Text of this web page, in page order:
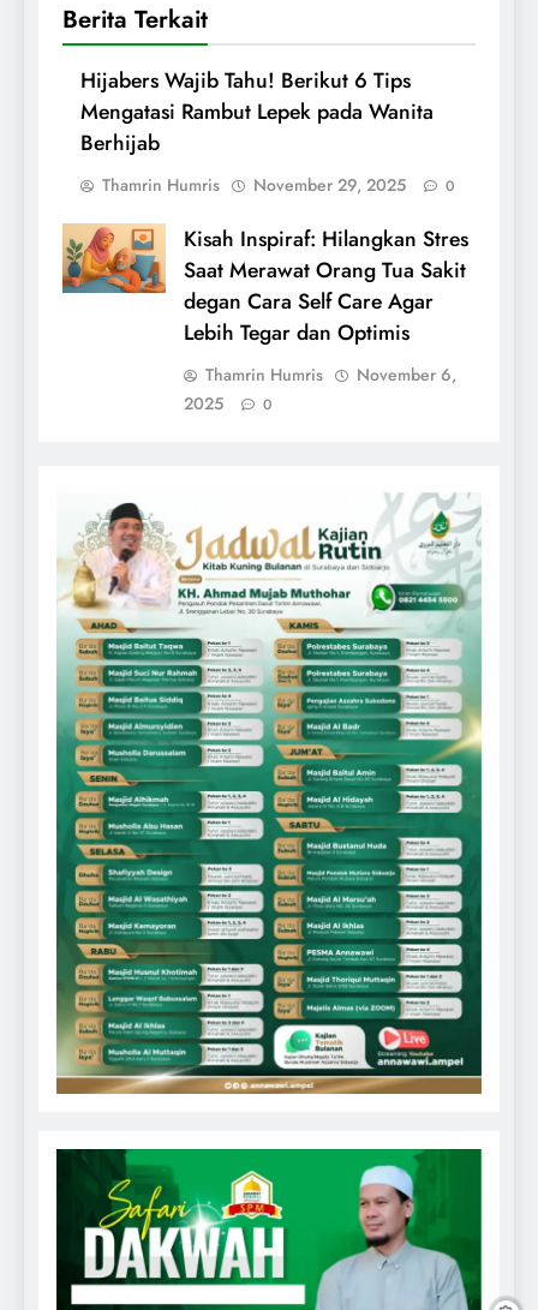
Berita Terkait
Hijabers Wajib Tahu! Berikut 6 Tips
Mengatasi Rambut Lepek pada Wanita
Berhijab
Thamrin Humris November 29, 2025 0
Kisah Inspiraf: Hilangkan Stres
Saat Merawat Orang Tua Sakit
degan Cara Self Care Agar
Lebih Tegar dan Optimis
Thamrin Humris
November 6,
2025
0